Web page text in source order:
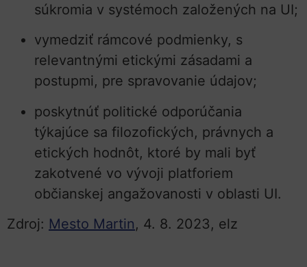
súkromia v systémoch založených na UI;
vymedziť rámcové podmienky, s
relevantnými etickými zásadami a
postupmi, pre spravovanie údajov;
poskytnúť politické odporúčania
týkajúce sa filozofických, právnych a
etických hodnôt, ktoré by mali byť
zakotvené vo vývoji platforiem
občianskej angažovanosti v oblasti UI.
Zdroj: Mesto Martin, 4. 8. 2023, elz